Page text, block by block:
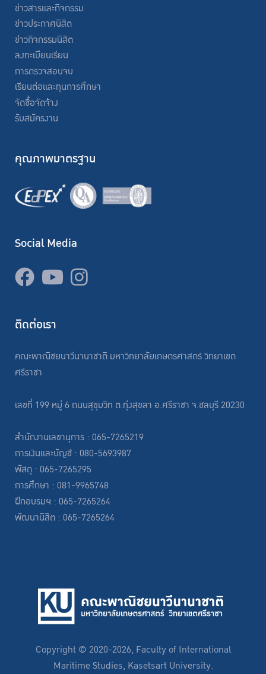
ข่าวสารและกิจกรรม
ข่าวประกาศนิสิต
ข่าวกิจกรรมนิสิต
ลงทะเบียนเรียน
การตรวจสอบจบ
เรียนต่อและทุนการศึกษา
จัดซื้อจัดจ้าง
รับสมัครงาน
คุณภาพมาตรฐาน
Social Media
ติดต่อเรา
คณะพาณิชยนาวีนานาชาติ มหาวิทยาลัยเกษตรศาสตร์ วิทยาเขต
ศรีราชา
เลขที่ 199 หมู่ 6 ถนนสุขุมวิท ต.ทุ่งสุขลา อ.ศรีราชา จ.ชลบุรี 20230
สำนักงานเลขานุการ : 065-7265219
การเงินและบัญชี : 080-5693987
พัสดุ : 065-7265295
การศึกษา : 081-9965748
ฝึกอบรมฯ : 065-7265264
พัฒนานิสิต : 065-7265264
Copyright © 2020-2026, Faculty of International
Maritime Studies, Kasetsart University.